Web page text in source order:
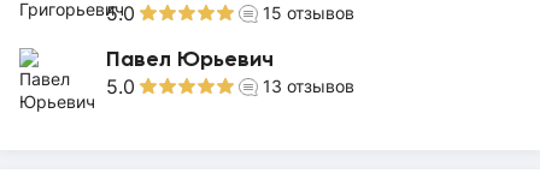
5.0 15 отзывов
Павел Юрьевич
5.0 13 отзывов